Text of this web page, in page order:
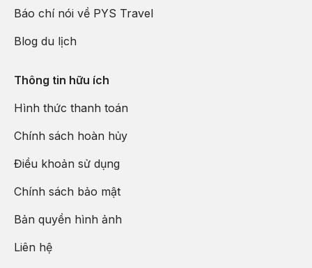
Báo chí nói về PYS Travel
Blog du lịch
Thông tin hữu ích
Hình thức thanh toán
Chính sách hoàn hủy
Điều khoản sử dụng
Chính sách bảo mật
Bản quyền hình ảnh
Liên hệ